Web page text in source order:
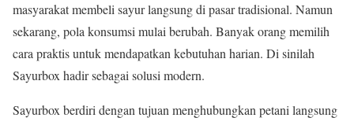
masyarakat membeli sayur langsung di pasar tradisional. Namun
sekarang, pola konsumsi mulai berubah. Banyak orang memilih
cara praktis untuk mendapatkan kebutuhan harian. Di sinilah
Sayurbox hadir sebagai solusi modern.
Sayurbox berdiri dengan tujuan menghubungkan petani langsung